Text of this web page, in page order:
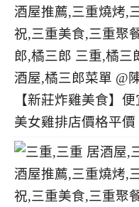
【新莊炸雞美食】
美女雞排店價格平價